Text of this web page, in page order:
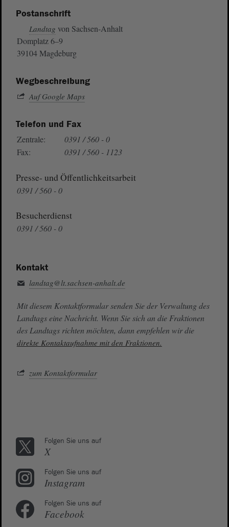
Postanschrift
Landtag von Sachsen-Anhalt
Domplatz 6–9
39104 Magdeburg
Wegbeschreibung
Auf Google Maps
Telefon und Fax
Zentrale:
0391 / 560 - 0
Fax:
0391 / 560 - 1123
Presse- und Öffentlichkeitsarbeit
0391 / 560 - 0
Besucherdienst
0391 / 560 - 0
Kontakt
landtag@lt.sachsen-anhalt.de
Mit diesem Kontaktformular senden Sie der Verwaltung des
Landtags eine Nachricht. Wenn Sie sich an die Fraktionen
des Landtags richten möchten, dann empfehlen wir die
direkte Kontaktaufnahme mit den Fraktionen.
zum Kontaktformular
Folgen Sie uns auf
X
Folgen Sie uns auf
Instagram
Folgen Sie uns auf
Facebook